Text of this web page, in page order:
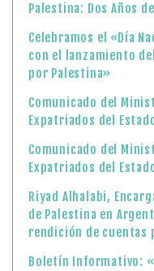
Palestina: Dos Años
Celebramos el «Día
con el lanzamiento
por Palestina»
Comunicado del
Expatriados del
Comunicado del
Expatriados del
Riyad Alhalabi,
de Palestina en
rendición de
Boletín Informativo: